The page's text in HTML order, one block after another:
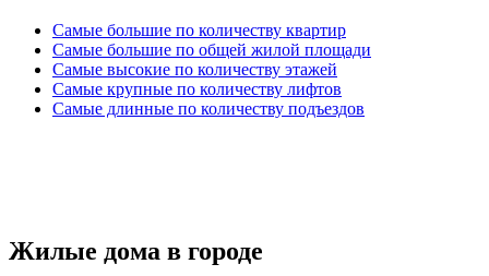
Самые большие по количеству квартир
Самые большие по общей жилой площади
Самые высокие по количеству этажей
Самые крупные по количеству лифтов
Самые длинные по количеству подъездов
Жилые дома в городе